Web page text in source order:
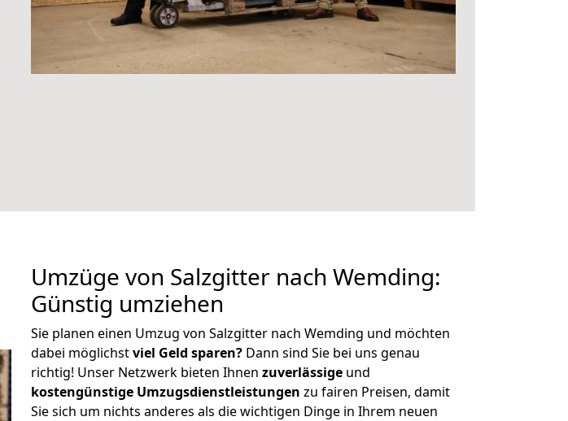
Umzüge von Salzgitter nach Wemding:
Günstig umziehen
Sie planen einen Umzug von Salzgitter nach Wemding und möchten
dabei möglichstviel Geld sparen? Dann sind Sie bei uns genau
richtig! Unser Netzwerk bieten Ihnen zuverlässige und
kostengünstige Umzugsdienstleistungen zu fairen Preisen, damit
Sie sich um nichts anderes als die wichtigen Dinge in Ihrem neuen